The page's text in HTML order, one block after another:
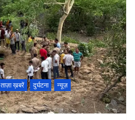
ताज़ा ख़बरें दुर्घटना
न्यूज़